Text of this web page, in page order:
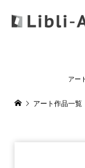
アー
アート作品一覧